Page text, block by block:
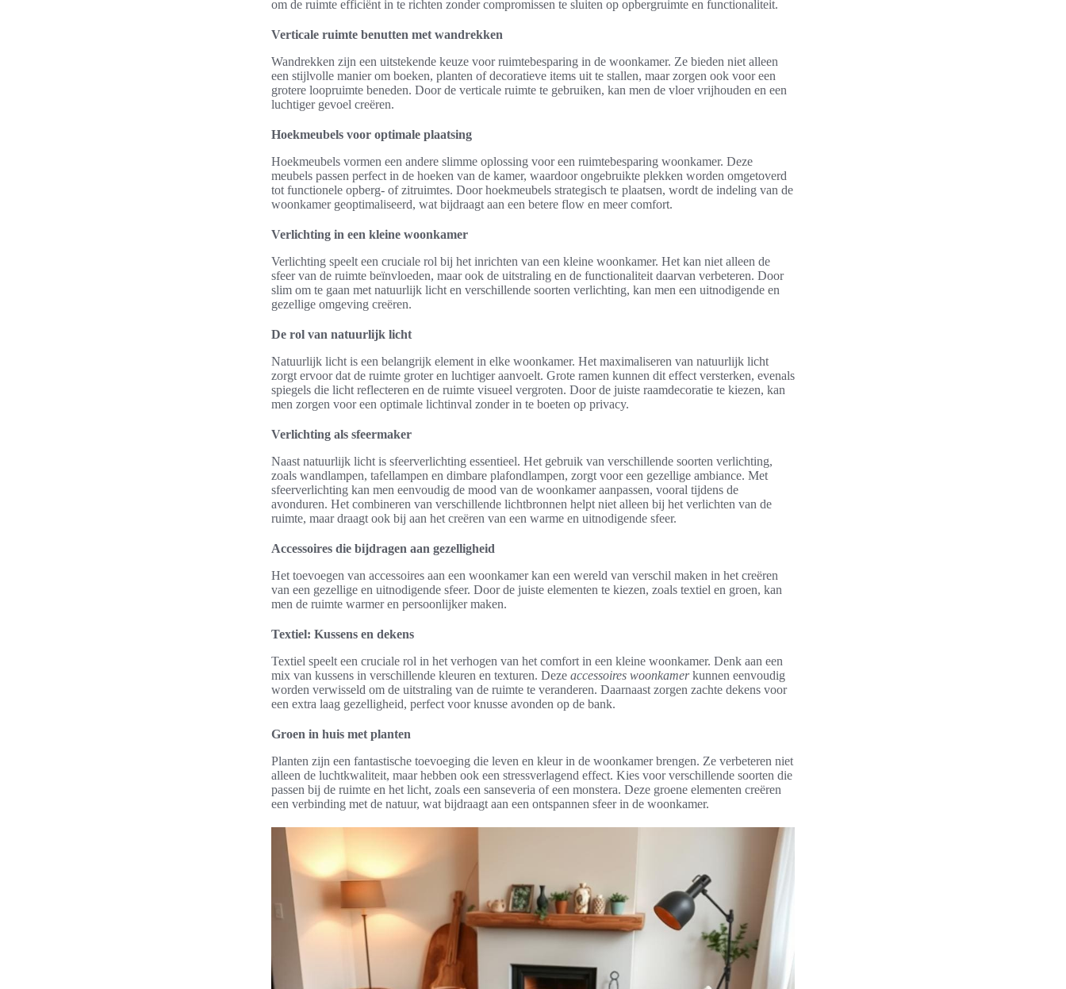
om de ruimte efficiënt in te richten zonder compromissen te sluiten op opbergruimte en functionaliteit.
Verticale ruimte benutten met wandrekken
Wandrekken zijn een uitstekende keuze voor ruimtebesparing in de woonkamer. Ze bieden niet alleen
een stijlvolle manier om boeken, planten of decoratieve items uit te stallen, maar zorgen ook voor een
grotere loopruimte beneden. Door de verticale ruimte te gebruiken, kan men de vloer vrijhouden en een
luchtiger gevoel creëren.
Hoekmeubels voor optimale plaatsing
Hoekmeubels vormen een andere slimme oplossing voor een ruimtebesparing woonkamer. Deze
meubels passen perfect in de hoeken van de kamer, waardoor ongebruikte plekken worden omgetoverd
tot functionele opberg- of zitruimtes. Door hoekmeubels strategisch te plaatsen, wordt de indeling van de
woonkamer geoptimaliseerd, wat bijdraagt aan een betere flow en meer comfort.
Verlichting in een kleine woonkamer
Verlichting speelt een cruciale rol bij het inrichten van een kleine woonkamer. Het kan niet alleen de
sfeer van de ruimte beïnvloeden, maar ook de uitstraling en de functionaliteit daarvan verbeteren. Door
slim om te gaan met natuurlijk licht en verschillende soorten verlichting, kan men een uitnodigende en
gezellige omgeving creëren.
De rol van natuurlijk licht
Natuurlijk licht is een belangrijk element in elke woonkamer. Het maximaliseren van natuurlijk licht
zorgt ervoor dat de ruimte groter en luchtiger aanvoelt. Grote ramen kunnen dit effect versterken, evenals
spiegels die licht reflecteren en de ruimte visueel vergroten. Door de juiste raamdecoratie te kiezen, kan
men zorgen voor een optimale lichtinval zonder in te boeten op privacy.
Verlichting als sfeermaker
Naast natuurlijk licht is sfeerverlichting essentieel. Het gebruik van verschillende soorten verlichting,
zoals wandlampen, tafellampen en dimbare plafondlampen, zorgt voor een gezellige ambiance. Met
sfeerverlichting kan men eenvoudig de mood van de woonkamer aanpassen, vooral tijdens de
avonduren. Het combineren van verschillende lichtbronnen helpt niet alleen bij het verlichten van de
ruimte, maar draagt ook bij aan het creëren van een warme en uitnodigende sfeer.
Accessoires die bijdragen aan gezelligheid
Het toevoegen van accessoires aan een woonkamer kan een wereld van verschil maken in het creëren
van een gezellige en uitnodigende sfeer. Door de juiste elementen te kiezen, zoals textiel en groen, kan
men de ruimte warmer en persoonlijker maken.
Textiel: Kussens en dekens
Textiel speelt een cruciale rol in het verhogen van het comfort in een kleine woonkamer. Denk aan een
mix van kussens in verschillende kleuren en texturen. Deze accessoires woonkamerkunnen eenvoudig
worden verwisseld om de uitstraling van de ruimte te veranderen. Daarnaast zorgen zachte dekens voor
een extra laag gezelligheid, perfect voor knusse avonden op de bank.
Groen in huis met planten
Planten zijn een fantastische toevoeging die leven en kleur in de woonkamer brengen. Ze verbeteren niet
alleen de luchtkwaliteit, maar hebben ook een stressverlagend effect. Kies voor verschillende soorten die
passen bij de ruimte en het licht, zoals een sanseveria of een monstera. Deze groene elementen creëren
een verbinding met de natuur, wat bijdraagt aan een ontspannen sfeer in de woonkamer.